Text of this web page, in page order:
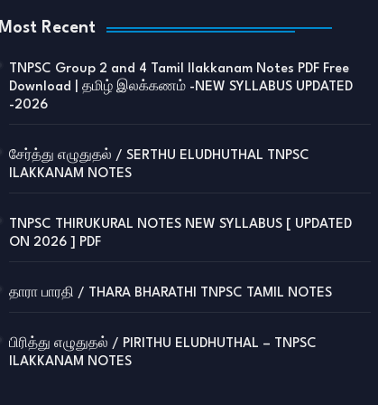
Most Recent
TNPSC Group 2 and 4 Tamil Ilakkanam Notes PDF Free
Download | தமிழ் இலக்கணம் -NEW SYLLABUS UPDATED
-2026
சேர்த்து எழுதுதல் / SERTHU ELUDHUTHAL TNPSC
ILAKKANAM NOTES
TNPSC THIRUKURAL NOTES NEW SYLLABUS [ UPDATED
ON 2026 ] PDF
தாரா பாரதி / THARA BHARATHI TNPSC TAMIL NOTES
பிரித்து எழுதுதல் / PIRITHU ELUDHUTHAL – TNPSC
ILAKKANAM NOTES